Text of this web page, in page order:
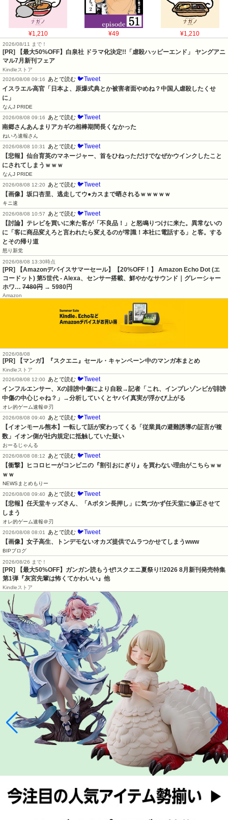
¥1,210 ¥49 ¥1,210
2026/08/11 まで！
[PR] 【最大50%OFF】白泉社 ドラマ化決定!!「虐殺ハッピーエンド」 ヤングアニ
マル7月新刊フェア
Kindleストア
2026/08/08 09:16
あとで読む 🐦Tweet
イスラエル高官「日本よ、原爆式典とか被害者面やめね？中国人虐殺したくせ
に」
なんJ PRIDE
2026/08/08 09:16
あとで読む 🐦Tweet
南郷さんあんまりアカギの相棒期間長くなかった
ねいろ速報さん
2026/08/08 10:31
あとで読む 🐦Tweet
【悲報】仙台育英のマネージャー、首をひねっただけでなぜかウインクしたこと
にされてしまうｗｗｗ
なんJ PRIDE
2026/08/08 12:20
あとで読む 🐦Tweet
【画像】坂口杏里、逃走してウ●カスまで晒されるｗｗｗｗｗ
キニ速
2026/08/08 10:57
あとで読む 🐦Tweet
【討論】テレビを買いに来た客が「不良品！」と怒鳴りつけに来た。異常ないの
に「客に商品変えろと言われたら変えるのが常識！本社に電話する」と客。する
とその帰り道
怒り新党
2026/08/08 13:30時点
[PR] 【Amazonデバイスサマーセール】【20%OFF！】 Amazon Echo Dot (エ
コードット) 第5世代 - Alexa、センサー搭載、鮮やかなサウンド｜グレーシャー
ホワ… 7480円 → 5980円
Amazon
2026/08/08
[PR] 【マンガ】『スクエニ』セール・キャンペーン中のマンガ本まとめ
Kindleストア
2026/08/08 12:00 あとで読む 🐦Tweet
インフルエンサー、Xの誹謗中傷により自殺→記者「これ、インプレゾンビが誹謗
中傷の中心じゃね？」→分析していくとヤバイ真実が浮かび上がる
オレ的ゲーム速報＠刃
2026/08/08 09:40 あとで読む 🐦Tweet
【イオンモール熊本】一転して話が変わってくる「従業員の避難誘導の証言が複
数」イオン側が社内規定に抵触していた疑い
おーるじゃんる
2026/08/08 08:12 あとで読む 🐦Tweet
【衝撃】ヒコロヒーがコンビニの『割引おにぎり』を買わない理由がこちらｗｗ
ｗｗ
NEWSまとめもりー
2026/08/08 09:40 あとで読む 🐦Tweet
【悲報】任天堂キッズさん、「Aボタン長押し」に気づかず任天堂に修正させて
しまう
オレ的ゲーム速報＠刃
2026/08/08 08:01 あとで読む 🐦Tweet
【画像】女子高生、トンデモないオカズ提供でムラつかせてしまうwww
BIPブログ
2026/08/26 まで！
[PR] 【最大50%OFF】ガンガン読もうぜ!スクエニ夏祭り!!2026 8月新刊発売特集
第1弾『灰宮先輩は怖くてかわいい』他
Kindleストア